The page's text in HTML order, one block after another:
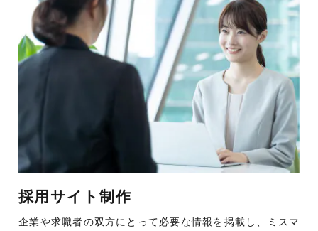
採用サイト制作
企業や求職者の双方にとって必要な情報を掲載し、ミスマ